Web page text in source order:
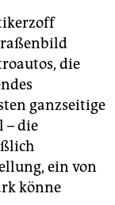
die
ganzseitige
– die
ein von
könne